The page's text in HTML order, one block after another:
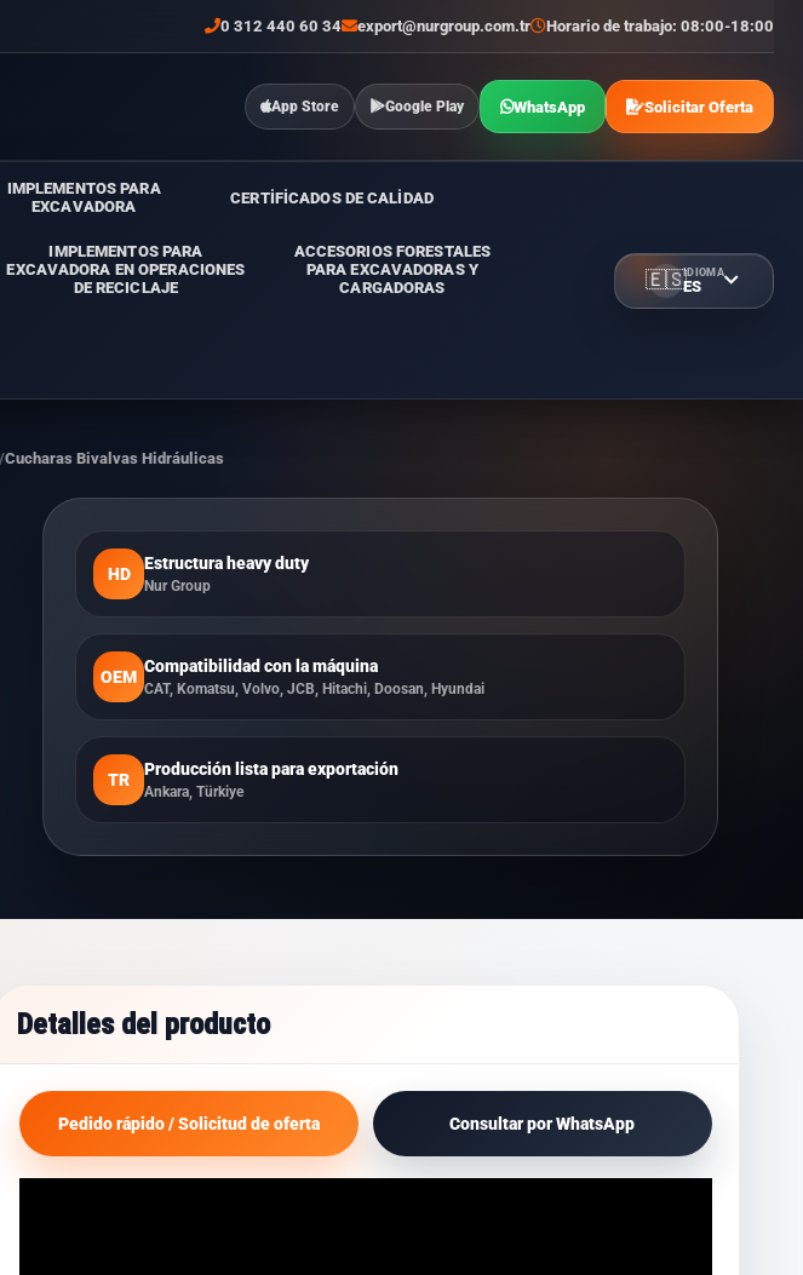
0 312 440 60 34 export@nurgroup.com.tr Horario de trabajo: 08:00-18:00
App Store Google Play WhatsApp Solicitar Oferta
IMPLEMENTOS PARA
EXCAVADORA
CERTİFİCADOS DE CALİDAD
IMPLEMENTOS PARA
EXCAVADORA EN OPERACIONES
DE RECICLAJE
ACCESORIOS FORESTALES
PARA EXCAVADORAS Y
CARGADORAS
🇪🇸IDIOMA
ES
Cucharas Bivalvas Hidráulicas
HD
Estructura heavy duty
Nur Group
OEM
Compatibilidad con la máquina
CAT, Komatsu, Volvo, JCB, Hitachi, Doosan, Hyundai
TR
Producción lista para exportación
Ankara, Türkiye
Detalles del producto
Pedido rápido / Solicitud de oferta Consultar por WhatsApp